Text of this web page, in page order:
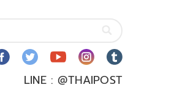
LINE : @THAIPOST